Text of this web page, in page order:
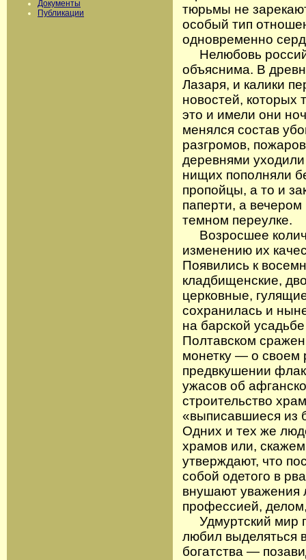
Документы
Публикации
тюрьмы не
особый тип
одновременно
Нелюбовь
объяснима. В
Лазаря, и калики
новостей, которых
это и имели они
менялся состав
разгромов,
деревнями
нищих пополняли
пропойцы, а то и
паперти, а
темном переулке.
Возросшее
изменению их
Появились к
кладбищенские,
церковные,
сохранилась и
на барской
Полтавском
монетку — о своем
предвкушении
ужасов об
строительство
«выписавшиеся из
Одних и тех же
храмов или,
утверждают, что
собой одетого в
внушают уважения
профессией,
Удмуртский мир
любил выделяться
богатства —